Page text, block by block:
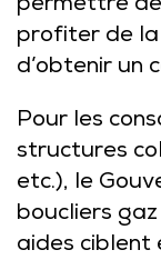
permettre
profiter de la
d’obtenir un
Pour les
structures
etc.), le
boucliers
aides ciblent